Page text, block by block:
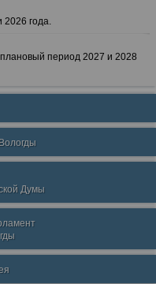
2026 года.
период 2027 и 2028
Думы